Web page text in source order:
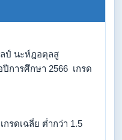
ป์ นะห์ฎอตุลสู
การศึกษา 2566 เกรด
รดเฉลี่ย ต่ำกว่า 1.5